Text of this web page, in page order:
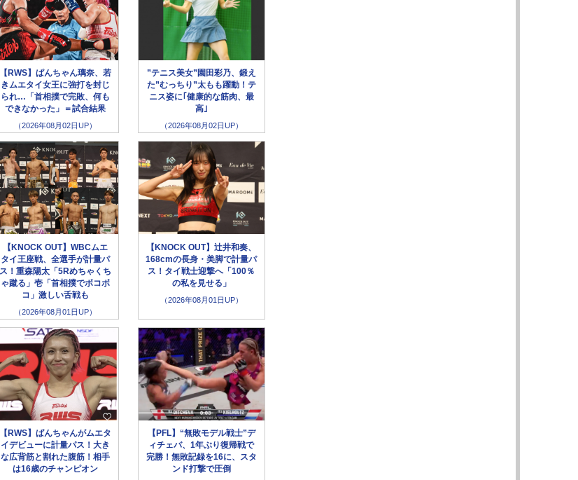
【RWS】ぱんちゃん璃奈、若
きムエタイ女王に強打を封じ
られ…「首相撲で完敗、何も
できなかった」＝試合結果
（2026年08月02日UP）
”テニス美女”園田彩乃、鍛え
た”むっちり”太もも躍動！テ
ニス姿に｢健康的な筋肉、最
高｣
（2026年08月02日UP）
【KNOCK OUT】WBCムエ
タイ王座戦、全選手が計量パ
ス！重森陽太「5Rめちゃくち
ゃ蹴る」壱「首相撲でボコボ
コ」激しい舌戦も
（2026年08月01日UP）
【KNOCK OUT】辻井和奏、
168cmの長身・美脚で計量パ
ス！タイ戦士迎撃へ「100％
の私を見せる」
（2026年08月01日UP）
【RWS】ぱんちゃんがムエタ
イデビューに計量パス！大き
な広背筋と割れた腹筋！相手
は16歳のチャンピオン
【PFL】“無敗モデル戦士”デ
ィチェバ、1年ぶり復帰戦で
完勝！無敗記録を16に、スタ
ンド打撃で圧倒